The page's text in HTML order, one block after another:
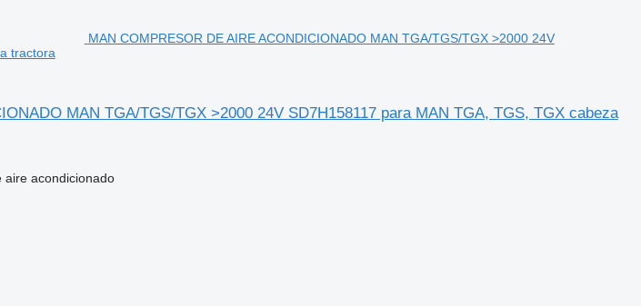
MAN COMPRESOR DE AIRE ACONDICIONADO MAN TGA/TGS/TGX >2000 24V
tractora
MAN TGA/TGS/TGX >2000 24V SD7H158117 para MAN TGA, TGS, TGX cabeza
aire acondicionado